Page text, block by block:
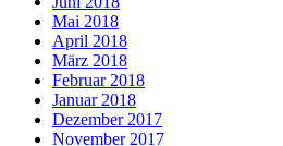
Mai 2018
April 2018
März 2018
Februar 2018
Januar 2018
Dezember 2017
November 2017